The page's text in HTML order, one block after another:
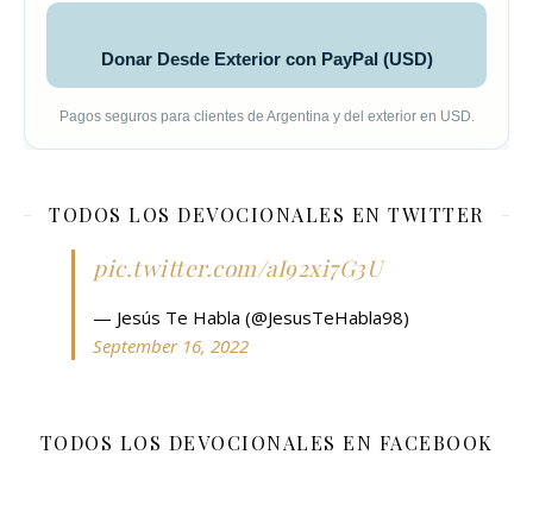
Donar Desde Exterior con PayPal (USD)
Pagos seguros para clientes de Argentina y del exterior en USD.
TODOS LOS DEVOCIONALES EN TWITTER
pic.twitter.com/aI92xi7G3U
— Jesús Te Habla (@JesusTeHabla98)
September 16, 2022
TODOS LOS DEVOCIONALES EN FACEBOOK